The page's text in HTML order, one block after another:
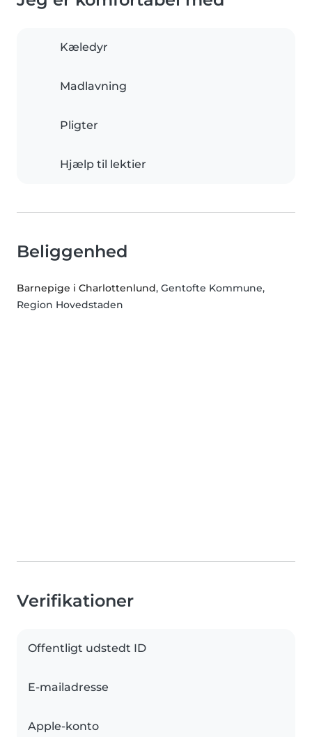
Kæledyr
Madlavning
Pligter
Hjælp til lektier
Beliggenhed
Barnepige i Charlottenlund, Gentofte Kommune,
Region Hovedstaden
Verifikationer
Offentligt udstedt ID
E-mailadresse
Apple-konto